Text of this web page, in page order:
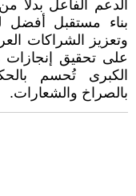
الدعم الفاعل بدلًا
بناء مستقبل أفضل
وتعزيز الشراكات
على تحقيق إنجازات
الكبرى تُحسم
بالصراخ والشعارات.